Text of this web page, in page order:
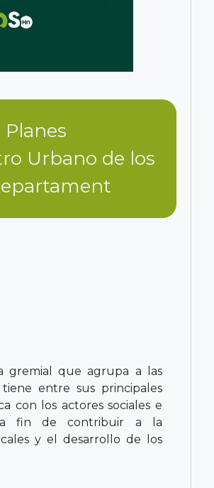
Urbano de los
gremial que agrupa a las
entre sus principales
con los actores sociales e
a fin de contribuir a la
y el desarrollo de los